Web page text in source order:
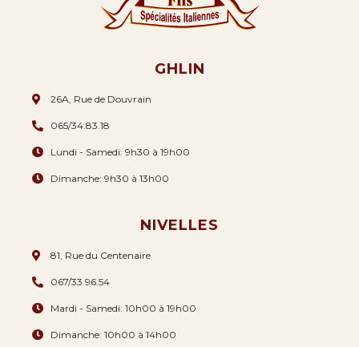
GHLIN
26A, Rue de Douvrain
065/34.83.18
Lundi - Samedi: 9h30 à 19h00
Dimanche: 9h30 à 13h00
NIVELLES
81, Rue du Centenaire
067/33.96.54
Mardi - Samedi: 10h00 à 19h00
Dimanche: 10h00 à 14h00